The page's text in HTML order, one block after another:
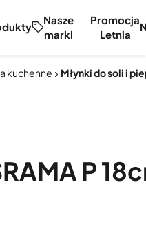
Nasze
marki
Promocja
Letnia
kuchenne Młynki do soli i
P